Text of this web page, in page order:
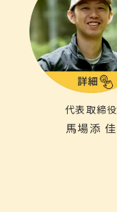
代表取締役
馬場添 佳